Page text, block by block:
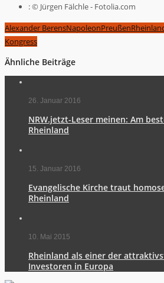
: © Jürgen Fälchle - Fotolia.com
Alexander BerensNapoleonPreußen
Kongress
Ähnliche Beiträge
26. Januar 2016
NRW.jetzt-Leser meinen: Am
Rheinland
15. Januar 2016
Evangelische Kirche traut
Rheinland
10. Mai 2015
Rheinland als einer der
Investoren in Europa